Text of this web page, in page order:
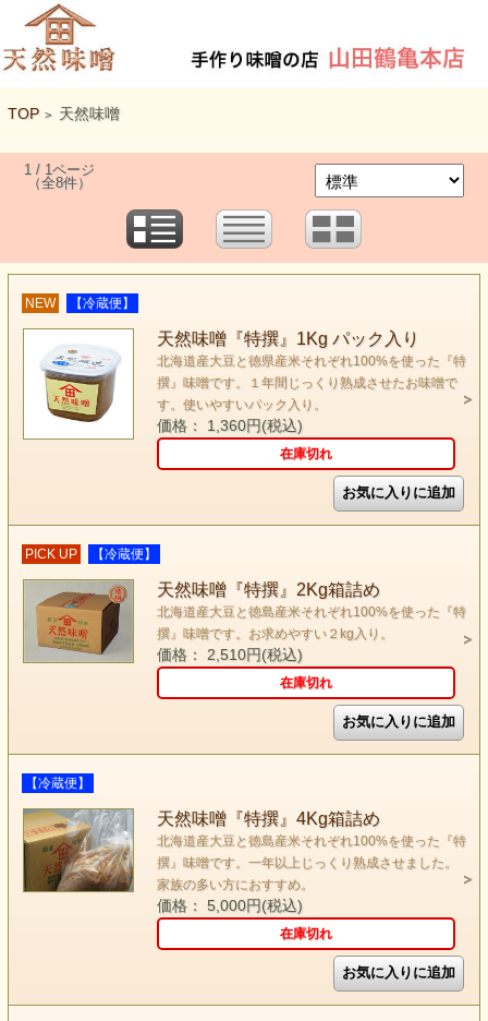
TOP > 天然味噌
1 / 1ページ
（全8件）
NEW 【冷蔵便】
天然味噌『特撰』1Kg パック入り
北海道産大豆と徳県産米それぞれ100%を使った『特
撰』味噌です。１年間じっくり熟成させたお味噌で
す。使いやすいパック入り。
価格： 1,360円(税込)
在庫切れ
PICK UP 【冷蔵便】
天然味噌『特撰』2Kg箱詰め
北海道産大豆と徳島産米それぞれ100%を使った『特
撰』味噌です。お求めやすい２kg入り。
価格： 2,510円(税込)
在庫切れ
【冷蔵便】
天然味噌『特撰』4Kg箱詰め
北海道産大豆と徳島産米それぞれ100%を使った『特
撰』味噌です。一年以上じっくり熟成させました。
家族の多い方におすすめ。
価格： 5,000円(税込)
在庫切れ